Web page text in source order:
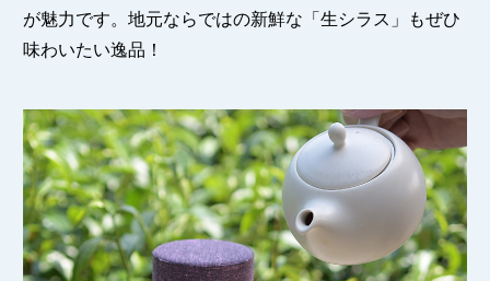
が魅力です。地元ならではの新鮮な「生シラス」もぜひ
味わいたい逸品！